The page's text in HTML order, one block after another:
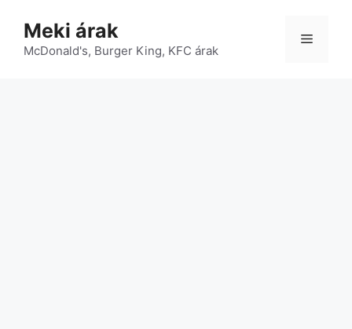
tartalomba
Meki árak
McDonald's, Burger King, KFC árak
Menü